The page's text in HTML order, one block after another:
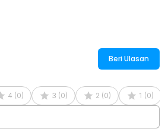
sesuai kebutuhan. Tersedia kapasitas
sekitar 3 cangkir kopi dan 300
sekitar 6 cangkir kopi. Anda dapat
sesuai dengan kebutuhan harian.
kertas filter kopi model One Two
untuk membersihkan moka pot ini. Anda
Beri Ulasan
4 (0) 3 (0) 2 (0) 1 (0)